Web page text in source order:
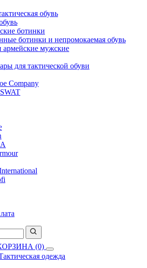
обувь
ботинки
ботинки и непромокаемая обувь
армейские мужские
для тактической обуви
Company
(0)
одежда